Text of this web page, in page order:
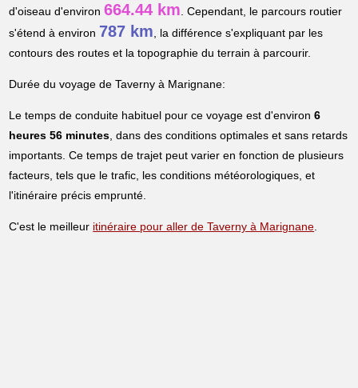
d'oiseau d'environ664.44 km. Cependant, le parcours routier
s'étend à environ 787 km, la différence s'expliquant par les
contours des routes et la topographie du terrain à parcourir.
Durée du voyage de Taverny à Marignane:
Le temps de conduite habituel pour ce voyage est d'environ6
heures 56 minutes, dans des conditions optimales et sans retards
importants. Ce temps de trajet peut varier en fonction de plusieurs
facteurs, tels que le trafic, les conditions météorologiques, et
l'itinéraire précis emprunté.
C'est le meilleur itinéraire pour aller de Taverny à Marignane.